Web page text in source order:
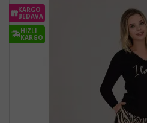
KARGO
BEDAVA
HIZLI
KARGO